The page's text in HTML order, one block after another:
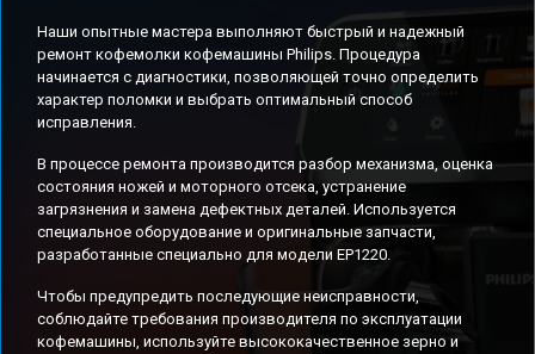
Наши опытные мастера выполняют быстрый и надежный
ремонт кофемолки кофемашины Philips. Процедура
начинается с диагностики, позволяющей точно определить
характер поломки и выбрать оптимальный способ
исправления.
В процессе ремонта производится разбор механизма, оценка
состояния ножей и моторного отсека, устранение
загрязнения и замена дефектных деталей. Используется
специальное оборудование и оригинальные запчасти,
разработанные специально для модели EP1220.
Чтобы предупредить последующие неисправности,
соблюдайте требования производителя по эксплуатации
кофемашины, используйте высококачественное зерно и